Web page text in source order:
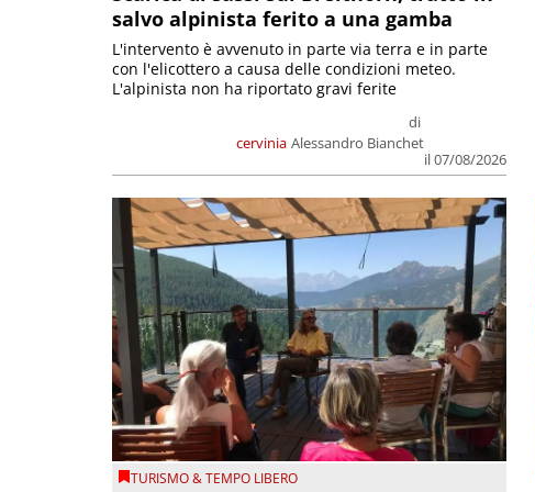
salvo alpinista ferito a una gamba
cervinia
di
Alessandro Bianchet
il 07/08/2026
L'intervento è avvenuto in parte via terra e in parte
con l'elicottero a causa delle condizioni meteo.
L'alpinista non ha riportato gravi ferite
TURISMO & TEMPO LIBERO